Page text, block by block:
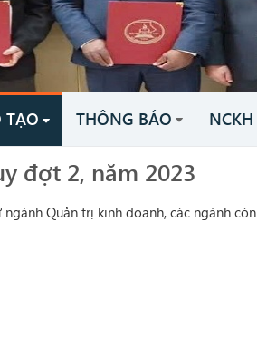
THÔNG BÁO NCKH
đợt 2, năm 2023
Quản trị kinh doanh, các ngành còn